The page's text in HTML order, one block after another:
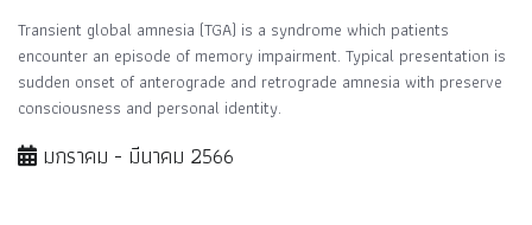
Transient global amnesia (TGA) is a syndrome which patients
encounter an episode of memory impairment. Typical presentation is
sudden onset of anterograde and retrograde amnesia with preserve
consciousness and personal identity.
มกราคม - มีนาคม 2566